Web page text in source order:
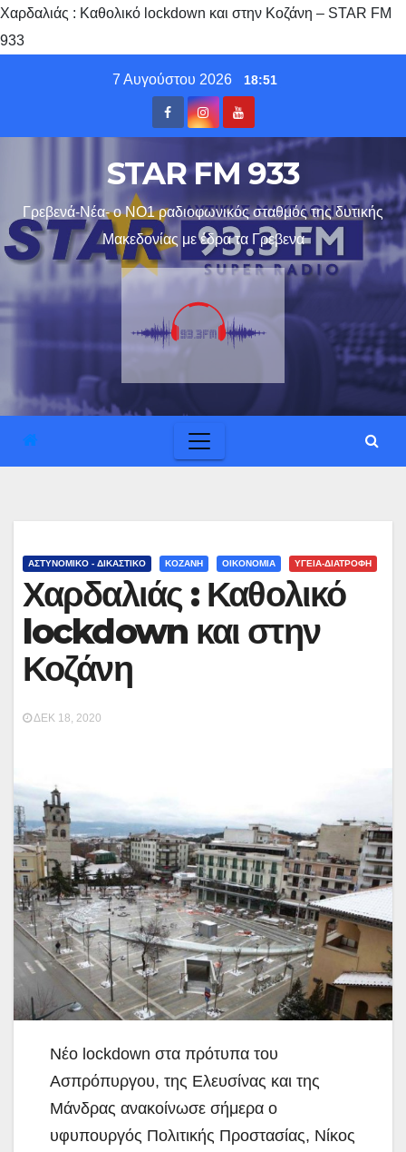
Χαρδαλιάς : Καθολικό lockdown και στην Κοζάνη – STAR FM
933
7 Αυγούστου 2026 18:51
STAR FM 933
Γρεβενά-Νέα- ο ΝΟ1 ραδιοφωνικός σταθμός της δυτικής
Μακεδονίας με έδρα τα Γρεβενα
ΑΣΤΥΝΟΜΙΚΟ - ΔΙΚΑΣΤΙΚΟ ΚΟΖΑΝΗ ΟΙΚΟΝΟΜΙΑ ΥΓΕΙΑ-ΔΙΑΤΡΟΦΗ
Χαρδαλιάς : Καθολικό
lockdown και στην
Κοζάνη
ΔΕΚ 18, 2020
Νέο lockdown στα πρότυπα του
Ασπρόπυργου, της Ελευσίνας και της
Μάνδρας ανακοίνωσε σήμερα ο
υφυπουργός Πολιτικής Προστασίας, Νίκος